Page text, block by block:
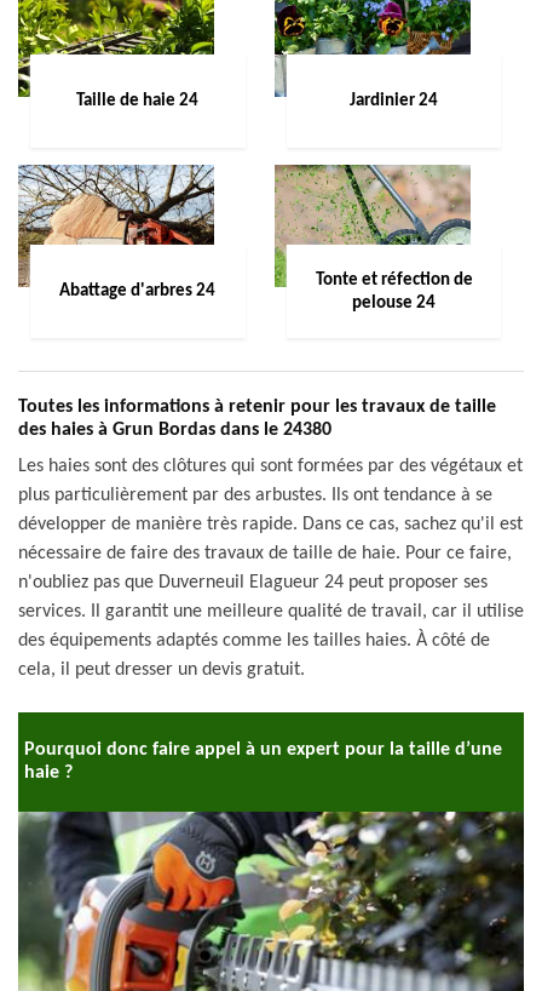
Taille de haie 24 Jardinier 24
Abattage d'arbres 24
Tonte et réfection de
pelouse 24
Toutes les informations à retenir pour les travaux de taille
des haies à Grun Bordas dans le 24380
Les haies sont des clôtures qui sont formées par des végétaux et
plus particulièrement par des arbustes. Ils ont tendance à se
développer de manière très rapide. Dans ce cas, sachez qu'il est
nécessaire de faire des travaux de taille de haie. Pour ce faire,
n'oubliez pas que Duverneuil Elagueur 24 peut proposer ses
services. Il garantit une meilleure qualité de travail, car il utilise
des équipements adaptés comme les tailles haies. À côté de
cela, il peut dresser un devis gratuit.
Pourquoi donc faire appel à un expert pour la taille d’une
haie ?